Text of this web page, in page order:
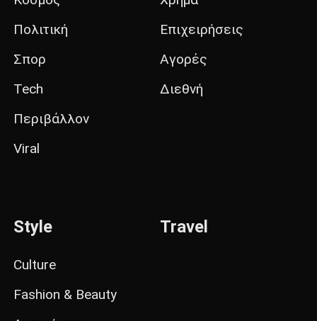
Πολιτική
Σπορ
Tech
Περιβάλλον
Viral
Επιχειρήσεις
Αγορές
Διεθνή
Style
Culture
Fashion & Beauty
Travel